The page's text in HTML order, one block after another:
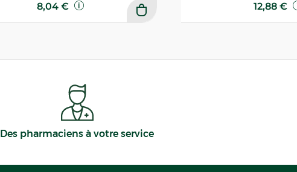
8,04 € 12,88 €
Des pharmaciens à votre service